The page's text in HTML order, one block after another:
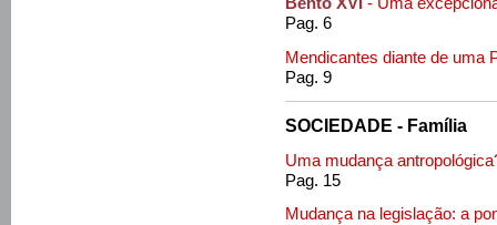
Pag. 6
Mendicantes diante de uma
Pag. 9
SOCIEDADE - Família
Uma mudança
Pag. 15
Mudança na legislação: a